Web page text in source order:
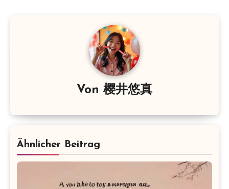
Von 樱井悠真
Ähnlicher Beitrag